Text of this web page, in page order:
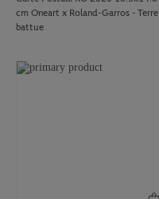
cm Oneart x Roland-Garros - Terre
battue